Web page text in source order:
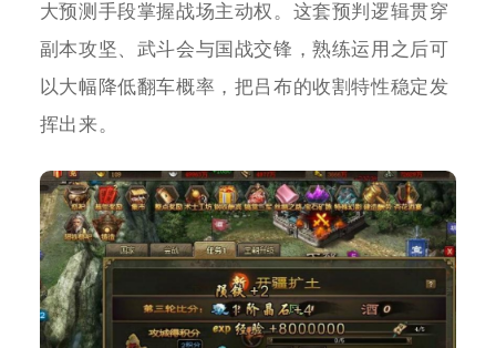
大预测手段掌握战场主动权。这套预判逻辑贯穿
副本攻坚、武斗会与国战交锋，熟练运用之后可
以大幅降低翻车概率，把吕布的收割特性稳定发
挥出来。